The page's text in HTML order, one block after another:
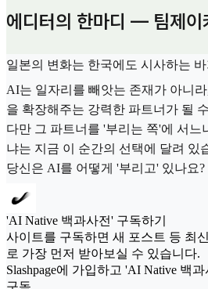
에디터의 한마디 — 팀제이
일본의 변화는 한국에도 시사하는
AI는 일자리를 빼앗는 존재가 아니
을 확장해주는 강력한 파트너가 될
다만 그 파트너를 '부리는 쪽'에 서느
냐는 지금 이 순간의 선택에 달려 있
당신은 AI를 어떻게 '부리고' 있나요?
'AI Native 백과사전' 구독하기
사이트를 구독하면 새 포스트 등 최
로 가장 먼저 받아보실 수 있습니다.
Slashpage에 가입하고 'AI Native 백
구독